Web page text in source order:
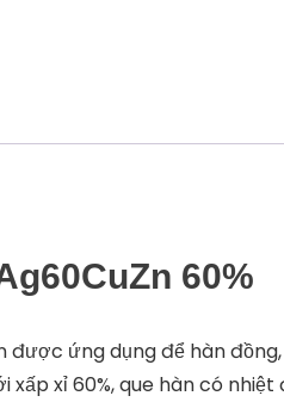
60%
được ứng dụng để hàn
xấp xỉ 60%, que hàn có